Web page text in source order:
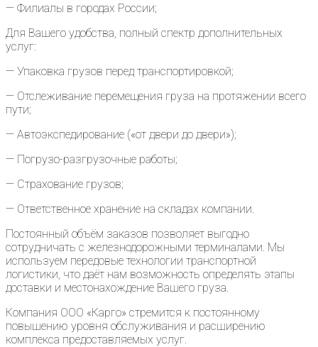
— Филиалы в городах России;
Для Вашего удобства, полный спектр дополнительных
услуг:
— Упаковка грузов перед транспортировкой;
— Отслеживание перемещения груза на протяжении всего
пути;
— Автоэкспедирование («от двери до двери»);
— Погрузо-разгрузочные работы;
— Страхование грузов;
— Ответственное хранение на складах компании.
Постоянный объём заказов позволяет выгодно
сотрудничать с железнодорожными терминалами. Мы
используем передовые технологии транспортной
логистики, что даёт нам возможность определять этапы
доставки и местонахождение Вашего груза.
Компания ООО «Карго» стремится к постоянному
повышению уровня обслуживания и расширению
комплекса предоставляемых услуг.